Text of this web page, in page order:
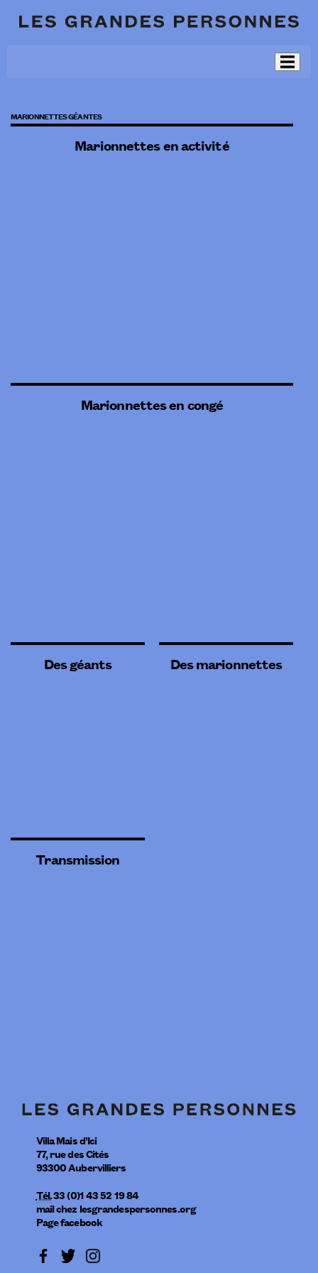
MARIONNETTES GÉANTES
Marionnettes en activité
Marionnettes en congé
Des géants Des marionnettes
Transmission
Villa Mais d’Ici
77, rue des Cités
93300Aubervilliers
Tél.33 (0)1 43 52 19 84
mailchez lesgrandespersonnes.org
Page facebook